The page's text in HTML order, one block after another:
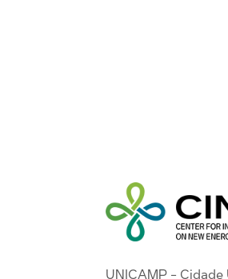
UNICAMP - Cidade